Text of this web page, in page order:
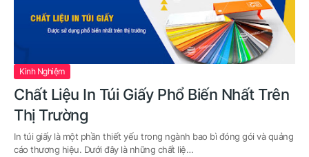
Kinh Nghiệm
Chất Liệu In Túi Giấy Phổ Biến Nhất Trên
Thị Trường
In túi giấy là một phần thiết yếu trong ngành bao bì đóng gói và quảng
cáo thương hiệu. Dưới đây là những chất liệ…